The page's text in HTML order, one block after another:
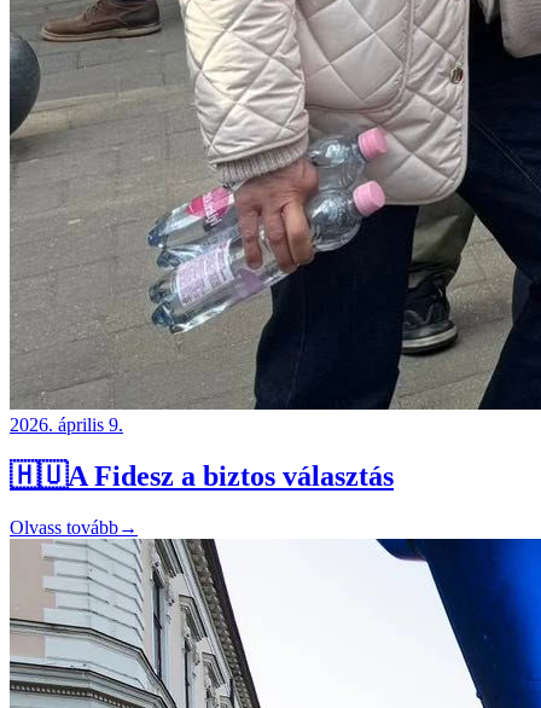
2026. április 9.
🇭🇺A Fidesz a biztos választás
Olvass tovább→